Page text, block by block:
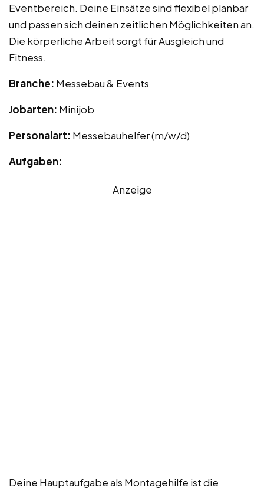
Eventbereich. Deine Einsätze sind flexibel planbar
und passen sich deinen zeitlichen Möglichkeiten an.
Die körperliche Arbeit sorgt für Ausgleich und
Fitness.
Branche: Messebau & Events
Jobarten: Minijob
Personalart: Messebauhelfer (m/w/d)
Aufgaben:
Anzeige
Deine Hauptaufgabe als Montagehilfe ist die